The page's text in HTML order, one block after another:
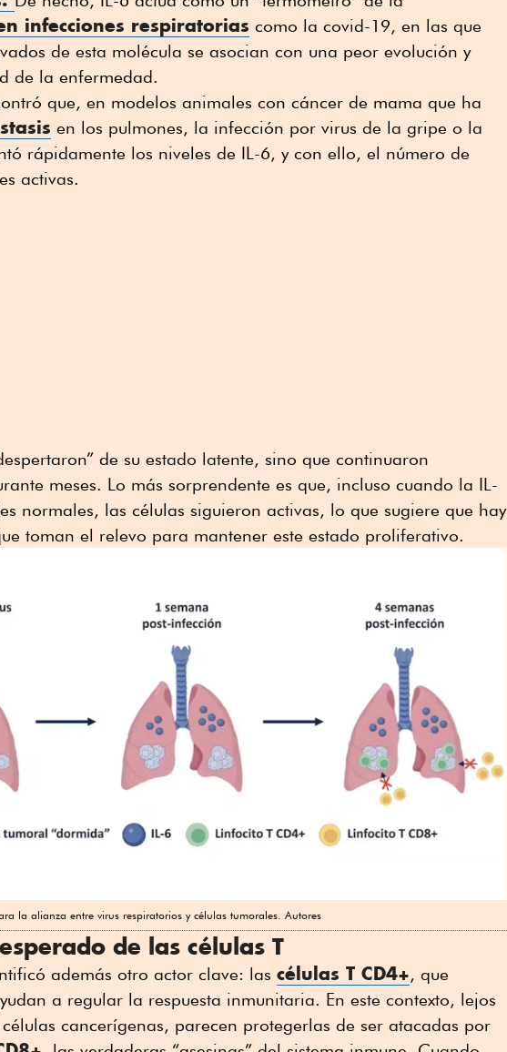
infecciones respiratorias como la covid-19, en las que
de esta molécula se asocian con una peor evolución y
de la enfermedad.
que, en modelos animales con cáncer de mama que ha
en los pulmones, la infección por virus de la gripe o la
rápidamente los niveles de IL-6, y con ello, el número de
activas.
de su estado latente, sino que continuaron
meses. Lo más sorprendente es que, incluso cuando la IL-
normales, las células siguieron activas, lo que sugiere que hay
toman el relevo para mantener este estado proliferativo.
la alianza entre virus respiratorios y células tumorales. Autores
de las células T
además otro actor clave: las células T CD4+, que
a regular la respuesta inmunitaria. En este contexto, lejos
cancerígenas, parecen protegerlas de ser atacadas por